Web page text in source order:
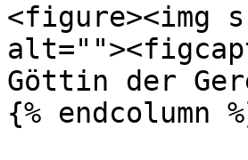
<figure><img
Göttin der
{% endcolumn